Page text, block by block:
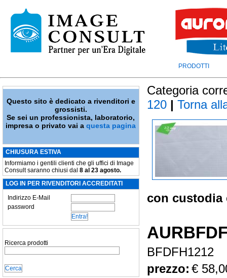
PRODOTTI
Questo sito è dedicato a rivenditori e
grossisti.
Se sei un professionista, laboratorio,
impresa o privato vai aquesta pagina
CHIUSURA ESTIVA
Informiamo i gentili clienti che gli uffici di Image
Consult saranno chiusi dal 8 al 23 agosto.
LOG IN PER RIVENDITORI ACCREDITATI
Indirizzo E-Mail
password
Ricerca prodotti
Categoria
120 | Torna
con custodia
BFDFH1212
prezzo: €